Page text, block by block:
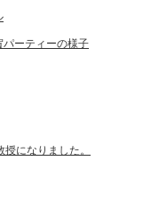
ーティーの様子
になりました。